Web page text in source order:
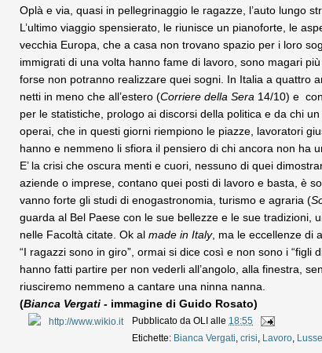
Oplà e via, quasi in pellegrinaggio le ragazze, l’auto lungo
L’ultimo viaggio spensierato, le riunisce un pianoforte, le
vecchia Europa, che a casa non trovano spazio per i loro
immigrati di una volta hanno fame di lavoro, sono magari
forse non potranno realizzare quei sogni. In Italia a quattro
netti in meno che all’estero (Corriere della Sera 14/10) e
per le statistiche, prologo ai discorsi della politica e da chi
operai, che in questi giorni riempiono le piazze, lavoratori
hanno e nemmeno li sfiora il pensiero di chi ancora non ha
E’ la crisi che oscura menti e cuori, nessuno di quei
aziende o imprese, contano quei posti di lavoro e basta, è
vanno forte gli studi di enogastronomia, turismo e agraria (
guarda al Bel Paese con le sue bellezze e le sue tradizioni,
nelle Facoltà citate. Ok al made in Italy, ma le eccellenze di
“I ragazzi sono in giro”, ormai si dice così e non sono i
hanno fatti partire per non vederli all’angolo, alla finestra,
riusciremo nemmeno a cantare una ninna nanna.
(Bianca Vergati - immagine di Guido Rosato)
Pubblicato daOLI alle 18:55
Etichette: Bianca Vergati,crisi, Lavoro,